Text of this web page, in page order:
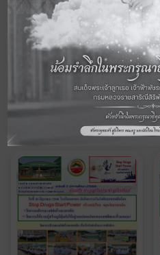
ฉบับที่ 9 ปีการศึกษา 2568